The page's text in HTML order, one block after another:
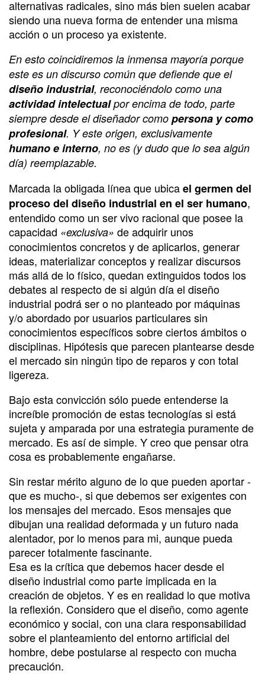
alternativas radicales, sino más bien suelen acabar
siendo una nueva forma de entender una misma
acción o un proceso ya existente.
En esto coincidiremos la inmensa mayoría porque
este es un discurso común que defiende que el
diseño industrial, reconociéndolo como una
actividad intelectualpor encima de todo, parte
siempre desde el diseñador como persona y como
profesional. Y este origen, exclusivamente
humano e interno, no es (y dudo que lo sea algún
día) reemplazable.
Marcada la obligada línea que ubicael germen del
proceso del diseño industrial en el ser humano,
entendido como un ser vivo racional que posee la
capacidad «exclusiva» de adquirir unos
conocimientos concretos y de aplicarlos, generar
ideas, materializar conceptos y realizar discursos
más allá de lo físico, quedan extinguidos todos los
debates al respecto de si algún día el diseño
industrial podrá ser o no planteado por máquinas
y/o abordado por usuarios particulares sin
conocimientos específicos sobre ciertos ámbitos o
disciplinas. Hipótesis que parecen plantearse desde
el mercado sin ningún tipo de reparos y con total
ligereza.
Bajo esta convicción sólo puede entenderse la
increíble promoción de estas tecnologías si está
sujeta y amparada por una estrategia puramente de
mercado. Es así de simple. Y creo que pensar otra
cosa es probablemente engañarse.
Sin restar mérito alguno de lo que pueden aportar -
que es mucho-, si que debemos ser exigentes con
los mensajes del mercado. Esos mensajes que
dibujan una realidad deformada y un futuro nada
alentador, por lo menos para mi, aunque pueda
parecer totalmente fascinante.
Esa es la crítica que debemos hacer desde el
diseño industrial como parte implicada en la
creación de objetos. Y es en realidad lo que motiva
la reflexión. Considero que el diseño, como agente
económico y social, con una clara responsabilidad
sobre el planteamiento del entorno artificial del
hombre, debe postularse al respecto con mucha
precaución.